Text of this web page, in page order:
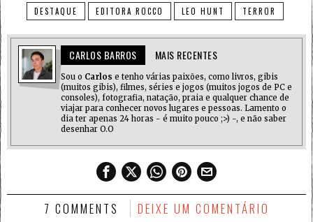
DESTAQUE EDITORA ROCCO LEO HUNT TERROR
CARLOS BARROS MAIS RECENTES
Sou o Carlos e tenho várias paixões, como livros, gibis
(muitos gibis), filmes, séries e jogos (muitos jogos de PC e
consoles), fotografia, natação, praia e qualquer chance de
viajar para conhecer novos lugares e pessoas. Lamento o
dia ter apenas 24 horas - é muito pouco ;>) -, e não saber
desenhar O.O
7 COMMENTS DEIXE UM COMENTÁRIO